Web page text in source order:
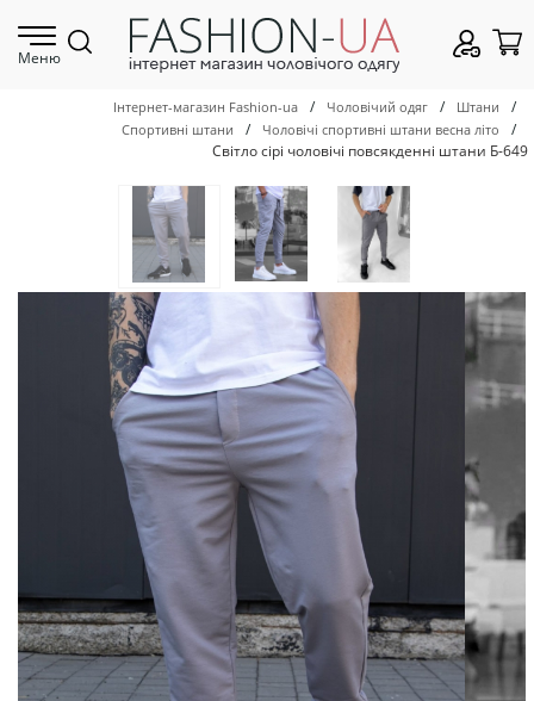
Меню
Інтернет-магазин Fashion-ua / Чоловічий одяг / Штани /
Спортивні штани / Чоловічі спортивні штани весна літо
/
Світло сірі чоловічі повсякденні штани Б-649